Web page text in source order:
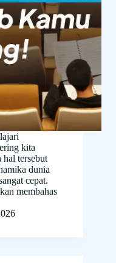
kita
hal tersebut
dunia
cepat.
membahas